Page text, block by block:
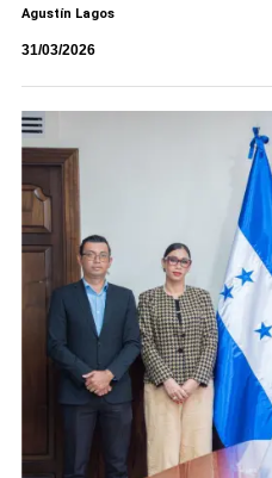
Agustín Lagos
31/03/2026